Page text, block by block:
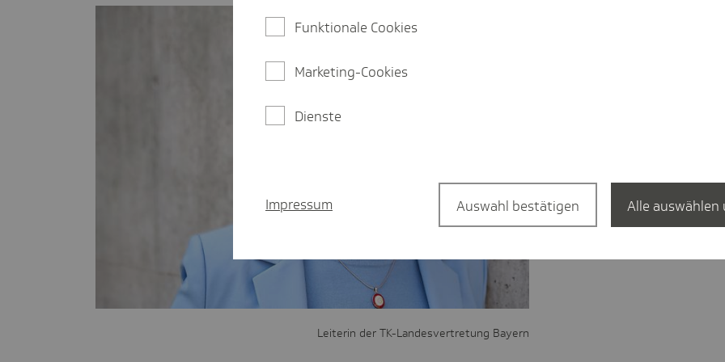
Leiterin der TK-Landesvertretung Bayern
Funktionale Cookies
Marketing-Cookies
Dienste
Impressum Auswahl bestätigen Alle auswählen